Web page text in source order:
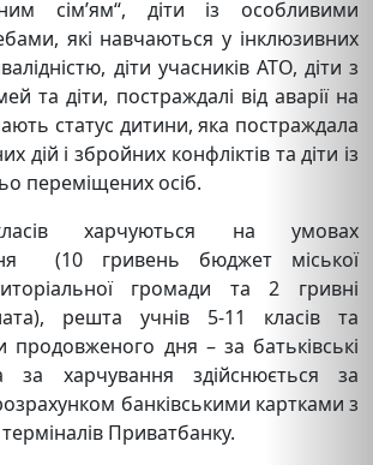
сім’ям“, діти із особливими
які навчаються у інклюзивних
діти учасників АТО, діти з
та діти, постраждалі від аварії на
статус дитини, яка постраждала
дій і збройних конфліктів та діти із
переміщених осіб.
харчуються на умовах
(10 гривень бюджет міської
громади та 2 гривні
решта учнів 5-11 класів та
продовженого дня – за батьківські
за харчування здійснюється за
банківськими картками з
Приватбанку.